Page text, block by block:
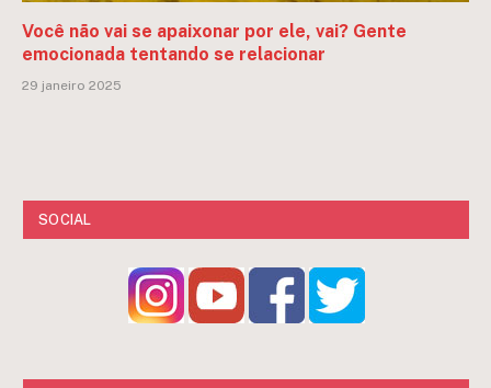
Você não vai se apaixonar por ele, vai? Gente
emocionada tentando se relacionar
29 janeiro 2025
SOCIAL